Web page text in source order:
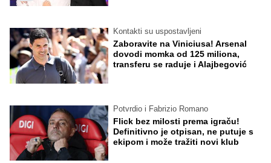
Kontakti su uspostavljeni
Zaboravite na Viniciusa! Arsenal
dovodi momka od 125 miliona,
transferu se raduje i Alajbegović
Potvrdio i Fabrizio Romano
Flick bez milosti prema igraču!
Definitivno je otpisan, ne putuje s
ekipom i može tražiti novi klub